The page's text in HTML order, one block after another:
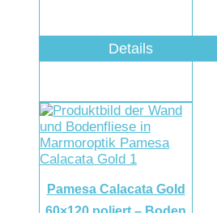
Details
Pamesa Calacata Gold